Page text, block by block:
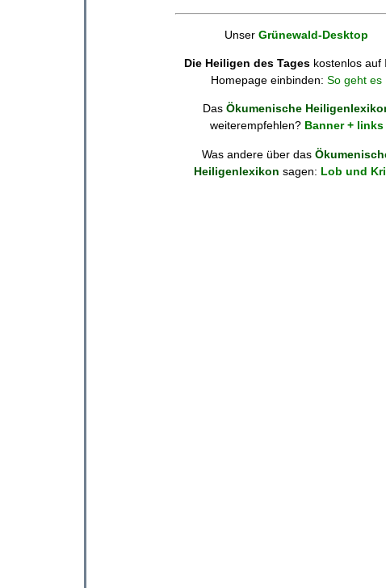
Unser Grünewald-Desktop
Die Heiligen des Tages kostenlos auf
Homepage einbinden: So geht es
Das Ökumenische
weiterempfehlen? Banner + links
Was andere über das
Heiligenlexikon sagen: Lob und